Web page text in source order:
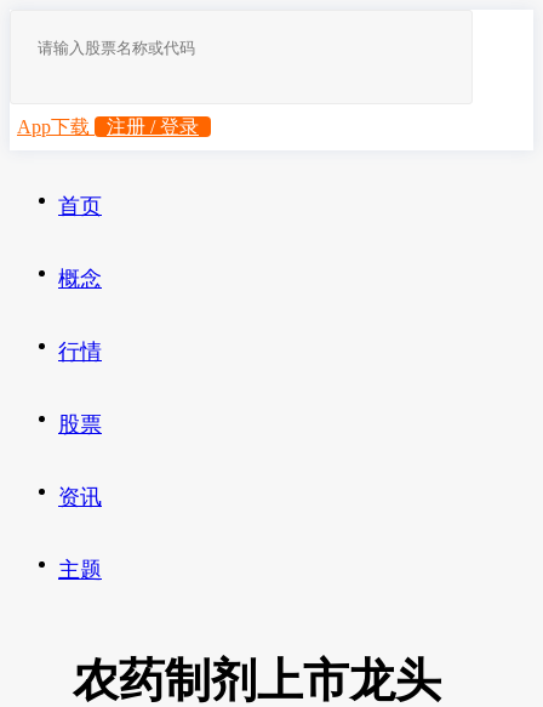
App下载 注册 / 登录
首页
概念
行情
股票
资讯
主题
农药制剂上市龙头